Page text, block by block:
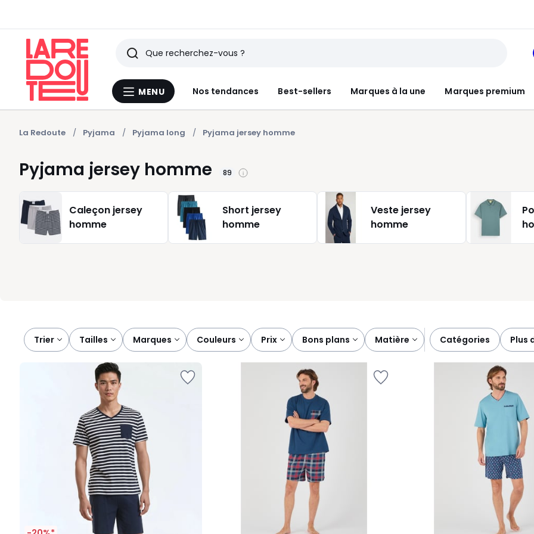
Menu
MENU Nos tendances Best-sellers Marques à la une Marques premium
Rechercher
Derniers
articles
vus
La Redoute Pyjama Pyjama long Pyjama jersey homme
Pyjama jersey homme 89
Caleçon jersey
homme
Short jersey
homme
Veste jersey
homme
Trier
tailles marques couleurs prix bons plans matière catégories